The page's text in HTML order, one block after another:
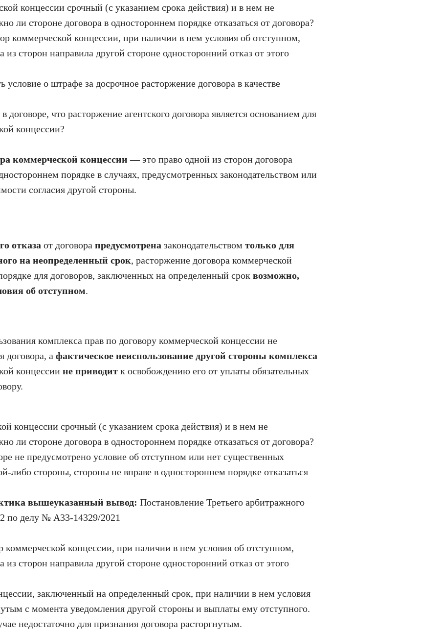
концессии срочный (с указанием срока действия) и в нем не
ли стороне договора в одностороннем порядке отказаться от договора?
коммерческой концессии, при наличии в нем условия об отступном,
из сторон направила другой стороне односторонний отказ от этого
о штрафе за досрочное расторжение договора в качестве
договоре, что расторжение агентского договора является основанием для
концессии?
коммерческой концессии— это право одной из сторон договора
порядке в случаях, предусмотренных законодательством или
согласия другой стороны.
отказа от договора предусмотрена законодательством только для
на неопределенный срок, расторжение договора коммерческой
для договоров, заключенных на определенный срок возможно,
об отступном.
комплекса прав по договору коммерческой концессии не
договора, а фактическое неиспользование другой стороны комплекса
концессии не приводит к освобождению его от уплаты обязательных
концессии срочный (с указанием срока действия) и в нем не
ли стороне договора в одностороннем порядке отказаться от договора?
не предусмотрено условие об отступном или нет существенных
либо стороны, стороны не вправе в одностороннем порядке отказаться
вышеуказанный вывод: Постановление Третьего арбитражного
по делу № А33-14329/2021
коммерческой концессии, при наличии в нем условия об отступном,
из сторон направила другой стороне односторонний отказ от этого
заключенный на определенный срок, при наличии в нем условия
с момента уведомления другой стороны и выплаты ему отступного.
недостаточно для признания договора расторгнутым.